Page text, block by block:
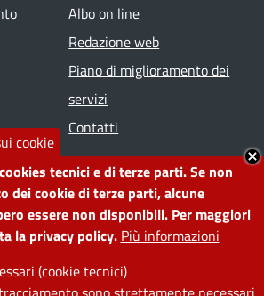
cookie
tecnici e di terze parti. Se non
dei cookie di terze parti, alcune
essere non disponibili. Per maggiori
la privacy policy. Più informazioni
(cookie tecnici)
Albo on line
Redazione web
Piano di miglioramento dei
servizi
Contatti
TwitterLinkedin